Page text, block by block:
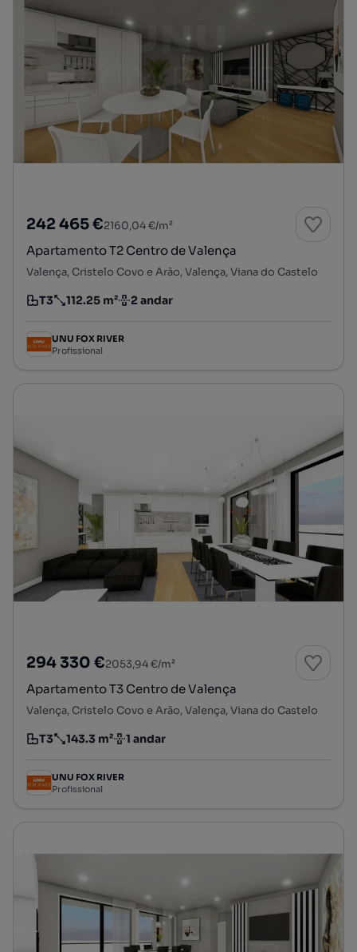
242 465 €2160,04 €/m²
Apartamento T2 Centro de Valença
Valença, Cristelo Covo e Arão, Valença, Viana do Castelo
Tipologia
T3
Preço por metro quadrado
112.25 m²
Andar 2 andar
UNU FOX RIVER
Profissional
294 330 €2053,94 €/m²
Apartamento T3 Centro de Valença
Valença, Cristelo Covo e Arão, Valença, Viana do Castelo
Tipologia
T3
Preço por metro quadrado
143.3 m²
Andar 1 andar
UNU FOX RIVER
Profissional